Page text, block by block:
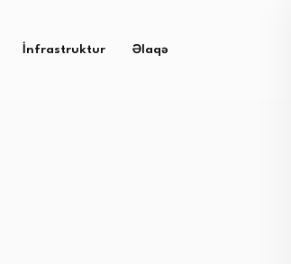
İnfrastruktur Əlaqə